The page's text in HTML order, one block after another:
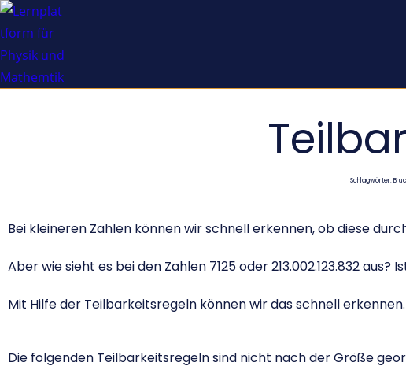
Schlagwörter:
Bei kleineren Zahlen können wir schnell erkennen, ob diese
Aber wie sieht es bei den Zahlen 7125 oder 213.002.123.832
Mit Hilfe der Teilbarkeitsregeln können wir das schnell erkennen.
Die folgenden Teilbarkeitsregeln sind nicht nach der Größe